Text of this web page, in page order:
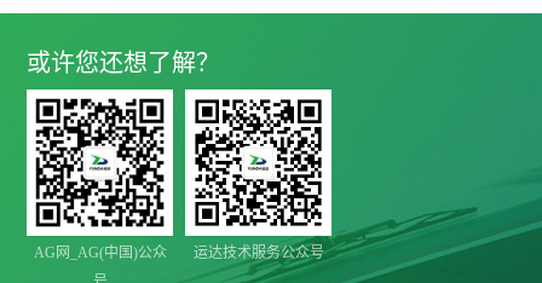
或许您还想了解？
AG网_AG(中国)公众
运达技术服务公众号